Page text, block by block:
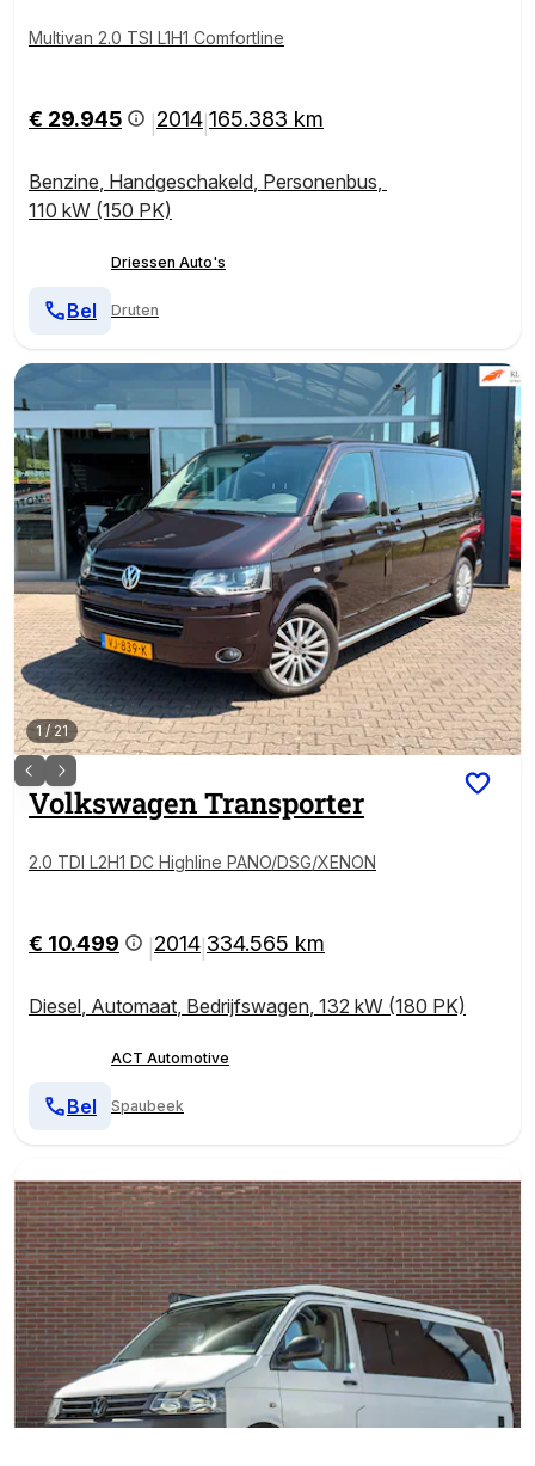
Multivan 2.0 TSI L1H1 Comfortline
€ 29.945 2014 165.383 km
Benzine, Handgeschakeld, Personenbus,
110 kW (150 PK)
Driessen Auto's
Druten
Bel
1 / 21
VolkswagenTransporter
2.0 TDI L2H1 DC Highline PANO/DSG/XENON
€ 10.499 2014 334.565 km
Diesel, Automaat, Bedrijfswagen, 132 kW (180 PK)
ACT Automotive
Spaubeek
Bel